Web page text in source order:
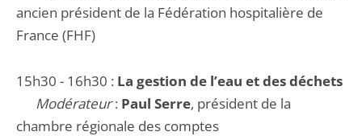
ancien président de la Fédération hospitalière de
France (FHF)
15h30 - 16h30 : La gestion de l’eau et des déchets
Modérateur: Paul Serre, président de la
chambre régionale des comptes